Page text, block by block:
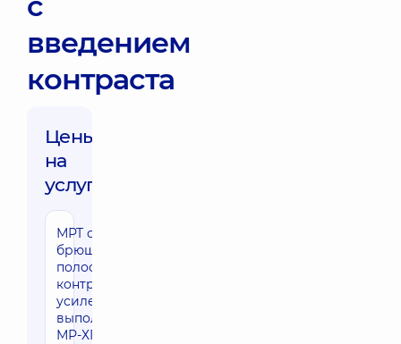
введением
контраста
Цены
на
услуги:
МРТ органов
брюшной
полости с
контрастным
усилением с
выполнением
МР-ХПГ